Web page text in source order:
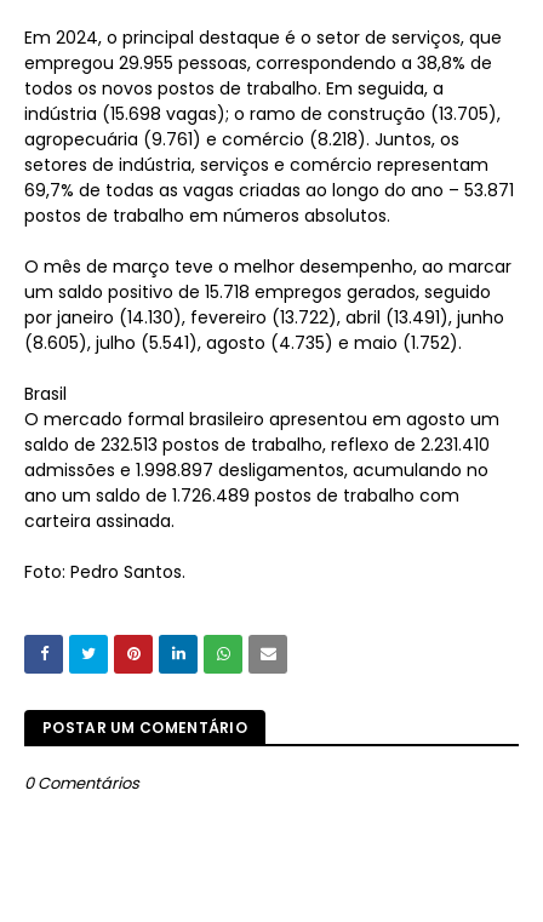
Em 2024, o principal destaque é o setor de serviços, que
empregou 29.955 pessoas, correspondendo a 38,8% de
todos os novos postos de trabalho. Em seguida, a
indústria (15.698 vagas); o ramo de construção (13.705),
agropecuária (9.761) e comércio (8.218). Juntos, os
setores de indústria, serviços e comércio representam
69,7% de todas as vagas criadas ao longo do ano – 53.871
postos de trabalho em números absolutos.
O mês de março teve o melhor desempenho, ao marcar
um saldo positivo de 15.718 empregos gerados, seguido
por janeiro (14.130), fevereiro (13.722), abril (13.491), junho
(8.605), julho (5.541), agosto (4.735) e maio (1.752).
Brasil
O mercado formal brasileiro apresentou em agosto um
saldo de 232.513 postos de trabalho, reflexo de 2.231.410
admissões e 1.998.897 desligamentos, acumulando no
ano um saldo de 1.726.489 postos de trabalho com
carteira assinada.
Foto: Pedro Santos.
POSTAR UM COMENTÁRIO
0 Comentários